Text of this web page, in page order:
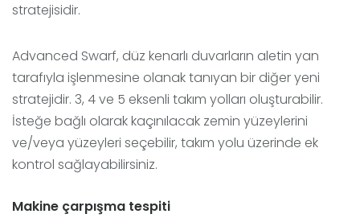
stratejisidir.
Advanced Swarf, düz kenarlı duvarların aletin yan
tarafıyla işlenmesine olanak tanıyan bir diğer yeni
stratejidir. 3, 4 ve 5 eksenli takım yolları oluşturabilir.
İsteğe bağlı olarak kaçınılacak zemin yüzeylerini
ve/veya yüzeyleri seçebilir, takım yolu üzerinde ek
kontrol sağlayabilirsiniz.
Makine çarpışma tespiti